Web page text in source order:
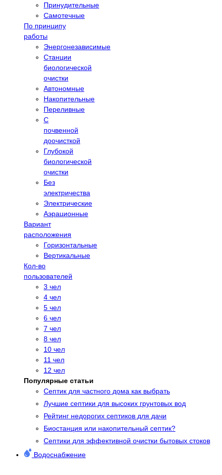
Принудительные
Самотечные
По принципу
работы
Энергонезависимые
Станции
биологической
очистки
Автономные
Накопительные
Переливные
С
почвенной
доочисткой
Глубокой
биологической
очистки
Без
электричества
Электрические
Аэрационные
Вариант
расположения
Горизонтальные
Вертикальные
Кол-во
пользователей
3 чел
4 чел
5 чел
6 чел
7 чел
8 чел
10 чел
11 чел
12 чел
Популярные статьи
Cептик для частного дома как выбрать
Лучшие септики для высоких грунтовых вод
Рейтинг недорогих септиков для дачи
Биостанция или накопительный септик?
Септики для эффективной очистки бытовых стоков
Водоснабжение